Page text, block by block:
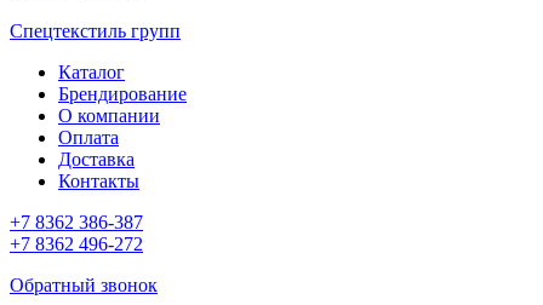
Спецтекстиль групп
Каталог
Брендирование
О компании
Оплата
Доставка
Контакты
+7 8362 386-387
+7 8362 496-272
Обратный звонок